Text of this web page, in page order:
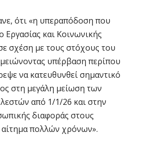
ότι «η υπεραπόδοση που
Εργασίας και Κοινωνικής
σχέση με τους στόχους του
υπέρβαση περίπου
να κατευθυνθεί σημαντικό
στη μεγάλη μείωση των
από 1/1/26 και στην
διαφοράς στους
πολλών χρόνων».